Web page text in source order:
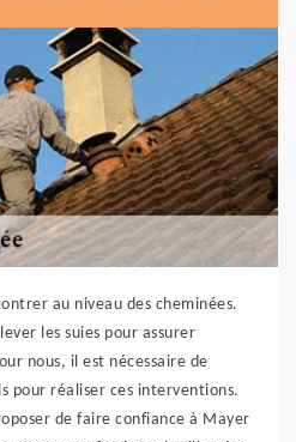
au niveau des cheminées.
les suies pour assurer
nous, il est nécessaire de
pour réaliser ces interventions.
de faire confiance à Mayer